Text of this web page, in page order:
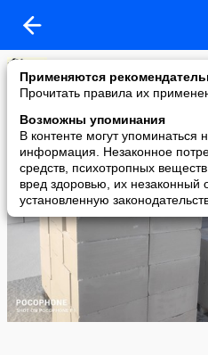
Применяются
Прочитать правила их
Возможны упоминания
В контенте могут упоминаться
информация. Незаконное
средств, психотропных
вред здоровью, их незаконный
установленную
Строительная компания
added a photo
26 Feb в 21:43